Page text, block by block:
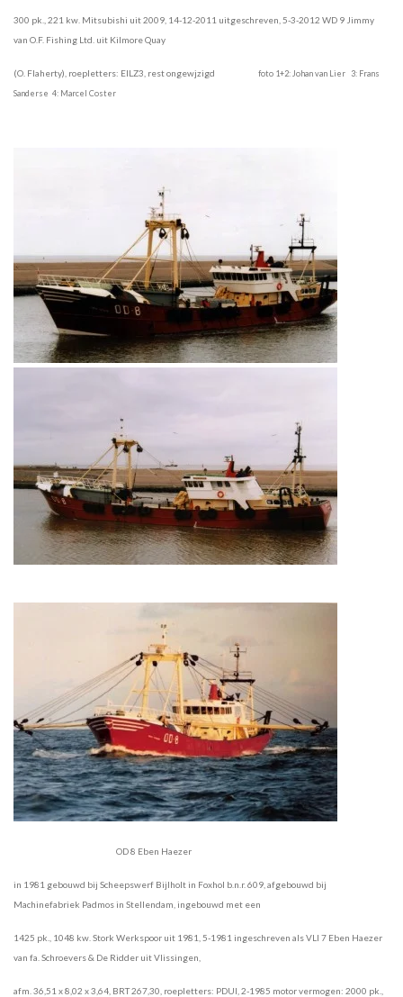
300 pk., 221 kw. Mitsubishi uit2009, 14-12-2011 uitgeschreven, 5-3-2012 WD 9 Jimmy
van O.F. Fishing Ltd. uit Kilmore Quay
(O. Flaherty), roepletters: EILZ3, rest ongewjzigd foto 1+2: Johan van Lier 3: Frans
Sanderse 4: Marcel Coster
OD 8 Eben Haezer
in 1981 gebouwd bij Scheepswerf Bijlholt in Foxhol b.n.r. 609, afgebouwd bij
Machinefabriek Padmos in Stellendam, ingebouwd met een
1425 pk., 1048 kw. Stork Werkspoor uit 1981, 5-1981 ingeschreven als VLI 7 Eben Haezer
van fa. Schroevers & De Ridder uit Vlissingen,
afm. 36,51 x 8,02 x 3,64, BRT 267,30, roepletters: PDUI, 2-1985 motor vermogen: 2000 pk.,